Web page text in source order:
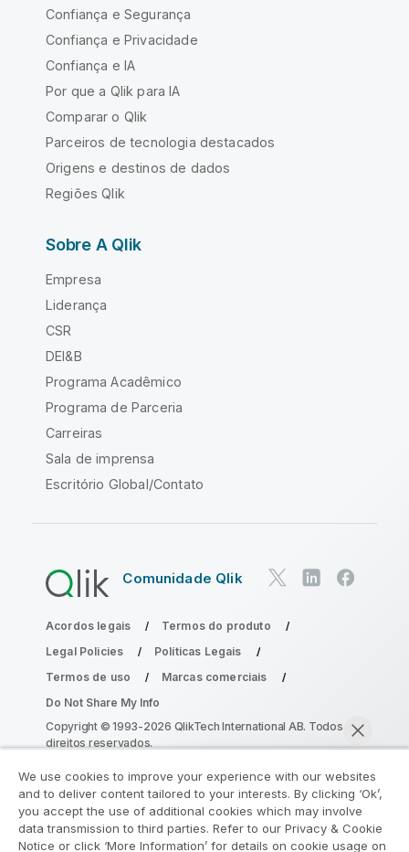
Confiança e Segurança
Confiança e Privacidade
Confiança e IA
Por que a Qlik para IA
Comparar o Qlik
Parceiros de tecnologia destacados
Origens e destinos de dados
Regiões Qlik
Sobre A Qlik
Empresa
Liderança
CSR
DEI&B
Programa Acadêmico
Programa de Parceria
Carreiras
Sala de imprensa
Escritório Global/Contato
Comunidade Qlik
Acordos legais
Termos do produto
Legal Policies
Políticas Legais
Termos de uso
Marcas comerciais
Do Not Share My Info
Copyright © 1993-2026 QlikTech International AB. Todos os
direitos reservados.
Participe do Programa de Modernização
do Analytics
We use cookies to improve your experience with our websites
and to deliver content tailored to your interests. By clicking ‘Ok’,
you accept the use of additional cookies which may involve
data transmission to third parties. Refer to our Privacy & Cookie
Notice or click ‘More Information’ for details on cookie usage on